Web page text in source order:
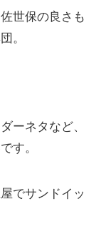
世保の良さも
。
ーネタなど、
す。
でサンドイッ